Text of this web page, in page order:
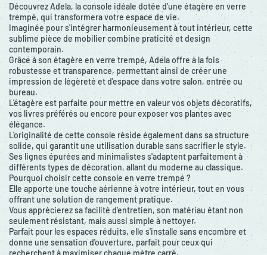
Découvrez Adela, la console idéale dotée d'une étagère en verre
trempé, qui transformera votre espace de vie.
Imaginée pour s'intégrer harmonieusement à tout intérieur, cette
sublime pièce de mobilier combine praticité et design
contemporain.
Grâce à son étagère en verre trempé, Adela offre à la fois
robustesse et transparence, permettant ainsi de créer une
impression de légèreté et d'espace dans votre salon, entrée ou
bureau.
L'étagère est parfaite pour mettre en valeur vos objets décoratifs,
vos livres préférés ou encore pour exposer vos plantes avec
élégance.
L'originalité de cette console réside également dans sa structure
solide, qui garantit une utilisation durable sans sacrifier le style.
Ses lignes épurées and minimalistes s'adaptent parfaitement à
différents types de décoration, allant du moderne au classique.
Pourquoi choisir cette console en verre trempé ?
Elle apporte une touche aérienne à votre intérieur, tout en vous
offrant une solution de rangement pratique.
Vous apprécierez sa facilité d'entretien, son matériau étant non
seulement résistant, mais aussi simple à nettoyer.
Parfait pour les espaces réduits, elle s'installe sans encombre et
donne une sensation d'ouverture, parfait pour ceux qui
recherchent à maximiser chaque mètre carré.